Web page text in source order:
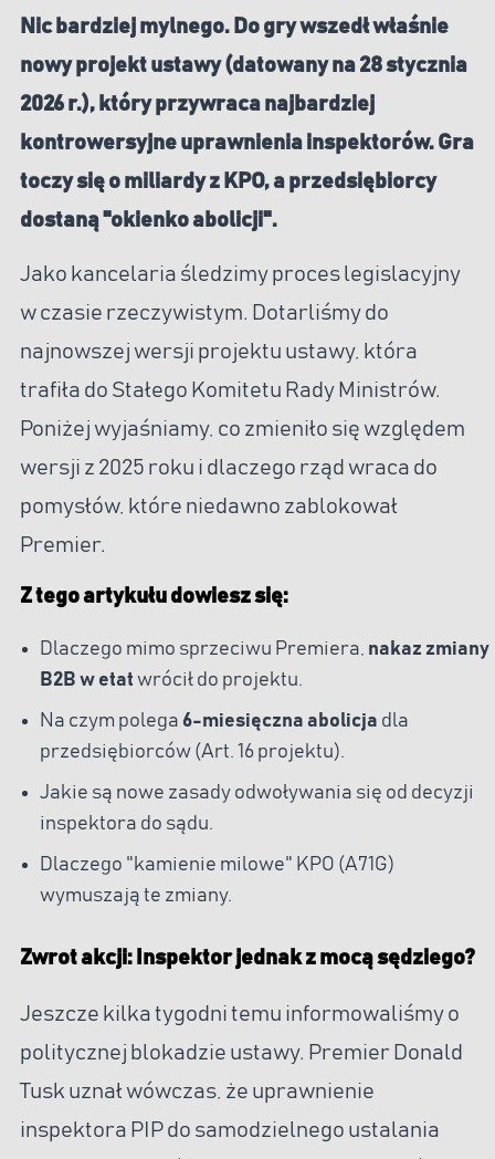
Nic bardziej mylnego. Do gry wszedł właśnie
nowy projekt ustawy (datowany na 28 stycznia
2026 r.), który przywraca najbardziej
kontrowersyjne uprawnienia inspektorów. Gra
toczy się o miliardy z KPO, a przedsiębiorcy
dostaną "okienko abolicji".
Jako kancelaria śledzimy proces legislacyjny
w czasie rzeczywistym. Dotarliśmy do
najnowszej wersji projektu ustawy, która
trafiła do Stałego Komitetu Rady Ministrów.
Poniżej wyjaśniamy, co zmieniło się względem
wersji z 2025 roku i dlaczego rząd wraca do
pomysłów, które niedawno zablokował
Premier.
Z tego artykułu dowiesz się:
Dlaczego mimo sprzeciwu Premiera, nakaz zmiany
B2B w etat wrócił do projektu.
Na czym polega 6-miesięczna abolicja dla
przedsiębiorców (Art. 16 projektu).
Jakie są nowe zasady odwoływania się od decyzji
inspektora do sądu.
Dlaczego "kamienie milowe" KPO (A71G)
wymuszają te zmiany.
Zwrot akcji: Inspektor jednak z mocą sędziego?
Jeszcze kilka tygodni temu informowaliśmy o
politycznej blokadzie ustawy. Premier Donald
Tusk uznał wówczas, że uprawnienie
inspektora PIP do samodzielnego ustalania